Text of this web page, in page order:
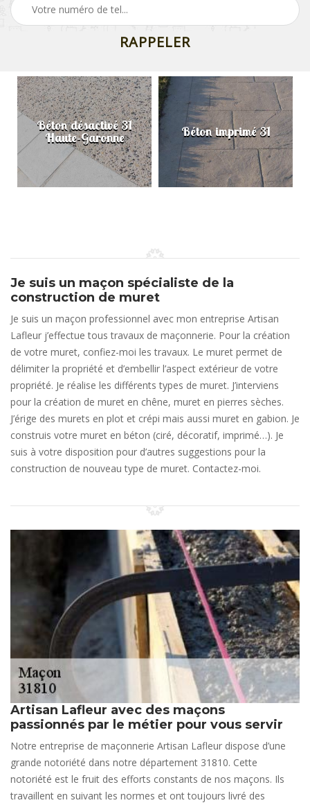
Béton désactivé 31
Haute-Garonne Béton imprimé 31
Je suis un maçon spécialiste de la
construction de muret
Je suis un maçon professionnel avec mon entreprise Artisan
Lafleur j’effectue tous travaux de maçonnerie. Pour la création
de votre muret, confiez-moi les travaux. Le muret permet de
délimiter la propriété et d’embellir l’aspect extérieur de votre
propriété. Je réalise les différents types de muret. J’interviens
pour la création de muret en chêne, muret en pierres sèches.
J’érige des murets en plot et crépi mais aussi muret en gabion. Je
construis votre muret en béton (ciré, décoratif, imprimé…). Je
suis à votre disposition pour d’autres suggestions pour la
construction de nouveau type de muret. Contactez-moi.
Artisan Lafleur avec des maçons
passionnés par le métier pour vous servir
Notre entreprise de maçonnerie Artisan Lafleur dispose d’une
grande notoriété dans notre département 31810. Cette
notoriété est le fruit des efforts constants de nos maçons. Ils
travaillent en suivant les normes et ont toujours livré des